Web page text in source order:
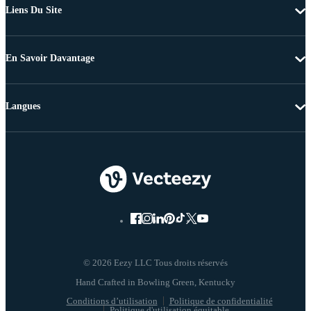
Liens Du Site
En Savoir Davantage
© 2026 Eezy LLC Tous droits réservés
Conditions d’utilisation
Politique de confidentialité
Langues